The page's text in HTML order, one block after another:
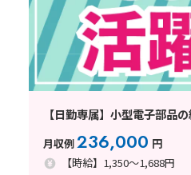
【日勤専属】小型電子部品
月収例236,000 円
【時給】1,350～1,688円